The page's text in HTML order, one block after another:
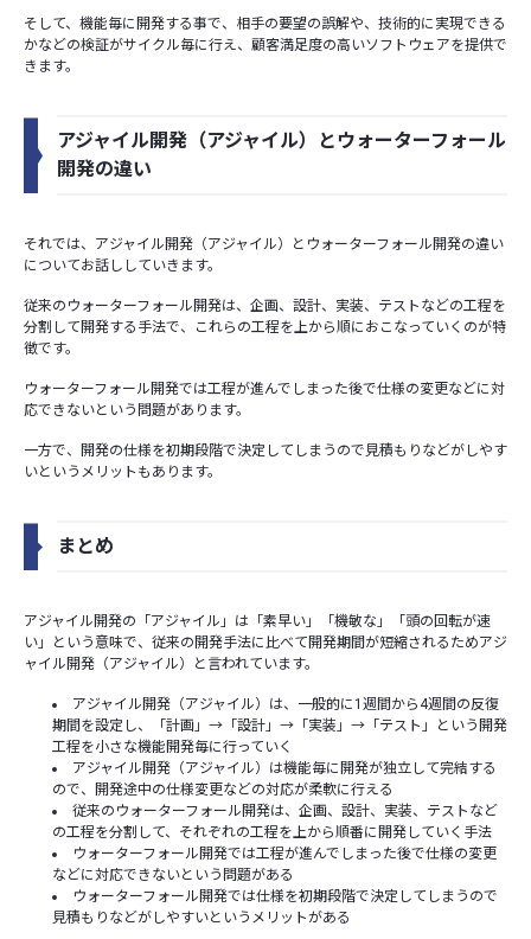
そして、機能毎に開発する事で、相手の要望の誤解や、技術的に実現できる
かなどの検証がサイクル毎に行え、顧客満足度の高いソフトウェアを提供で
きます。
アジャイル開発（アジャイル）とウォーターフォール
開発の違い
それでは、アジャイル開発（アジャイル）とウォーターフォール開発の違い
についてお話ししていきます。
従来のウォーターフォール開発は、企画、設計、実装、テストなどの工程を
分割して開発する手法で、これらの工程を上から順におこなっていくのが特
徴です。
ウォーターフォール開発では工程が進んでしまった後で仕様の変更などに対
応できないという問題があります。
一方で、開発の仕様を初期段階で決定してしまうので見積もりなどがしやす
いというメリットもあります。
まとめ
アジャイル開発の「アジャイル」は「素早い」「機敏な」「頭の回転が速
い」という意味で、従来の開発手法に比べて開発期間が短縮されるためアジ
ャイル開発（アジャイル）と言われています。
アジャイル開発（アジャイル）は、一般的に1週間から4週間の反復
期間を設定し、「計画」→「設計」→「実装」→「テスト」という開発
工程を小さな機能開発毎に行っていく
アジャイル開発（アジャイル）は機能毎に開発が独立して完結する
ので、開発途中の仕様変更などの対応が柔軟に行える
従来のウォーターフォール開発は、企画、設計、実装、テストなど
の工程を分割して、それぞれの工程を上から順番に開発していく手法
ウォーターフォール開発では工程が進んでしまった後で仕様の変更
などに対応できないという問題がある
ウォーターフォール開発では仕様を初期段階で決定してしまうので
見積もりなどがしやすいというメリットがある